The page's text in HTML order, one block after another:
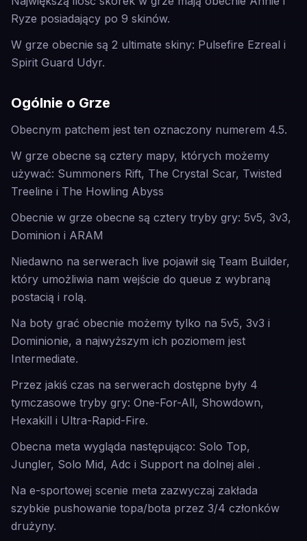
Ryze posiadający po 9 skinów.
W grze obecnie są 2 ultimate skiny: Pulsefire Ezreal i
Spirit Guard Udyr.
Ogólnie o Grze
Obecnym patchem jest ten oznaczony numerem 4.5.
W grze obecne są cztery mapy, których możemy
używać: Summoners Rift, The Crystal Scar, Twisted
Treeline i The Howling Abyss
Obecnie w grze obecne są cztery tryby gry: 5v5, 3v3,
Dominion i ARAM
Niedawno na serwerach live pojawił się Team Builder,
który umożliwia nam wejście do queue z wybraną
postacią i rolą.
Na boty grać obecnie możemy tylko na 5v5, 3v3 i
Dominionie, a najwyższym ich poziomem jest
Intermediate.
Przez jakiś czas na serwerach dostępne były 4
tymczasowe tryby gry: One-For-All, Showdown,
Hexakill i Ultra-Rapid-Fire.
Obecna meta wygląda następująco: Solo Top,
Jungler, Solo Mid, Adc i Support na dolnej alei .
Na e-sportowej scenie meta zazwyczaj zakłada
szybkie pushowanie topa/bota przez 3/4 członków
drużyny.